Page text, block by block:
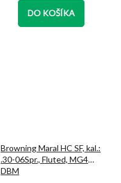
5
hviezdičiek.
DO KOŠÍKA
Browning Maral HC SF, kal.:
.30-06Spr., Fluted, MG4
DBM